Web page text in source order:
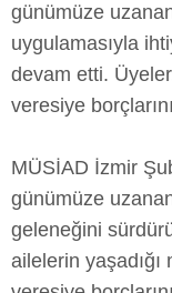
günümüze
uygulamasıyla
devam etti.
veresiye
MÜSİAD İzmir
günümüze
geleneğini
ailelerin